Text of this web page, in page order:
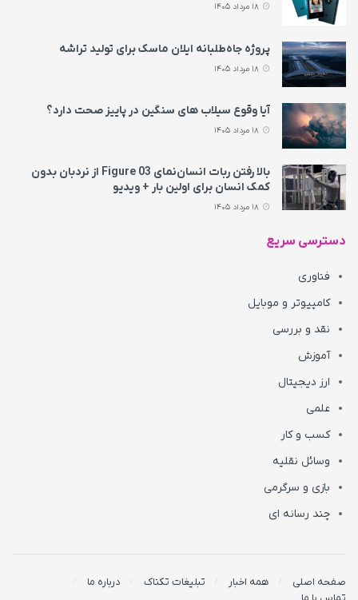
پروژه جاه‌طلبانه ایلان ماسک برای تولید تراشه
آیا وقوع سیلاب های سنگین در پاییز صحت دارد؟
بالا رفتن ربات انسان‌نمای Figure 03 از نردبان بدون
کمک انسان برای اولین بار + ویدیو
دسترسی سریع
فناوری
کامپیوتر و موبایل
نقد و بررسی
آموزش
ارز دیجیتال
علمی
کسب و کار
وسائل نقلیه
بازی و سرگرمی
چند رسانه ای
صفحه اصلی همه اخبار تبلیغات تکناک
درباره ما